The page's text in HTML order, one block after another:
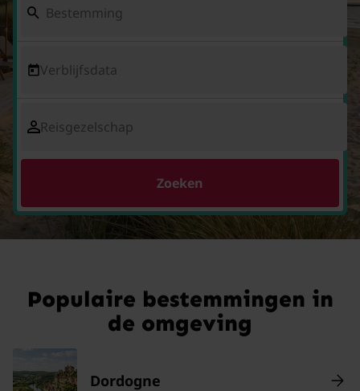
Verblijfsdata
Reisgezelschap
Zoeken
Populaire bestemmingen in
de omgeving
Dordogne